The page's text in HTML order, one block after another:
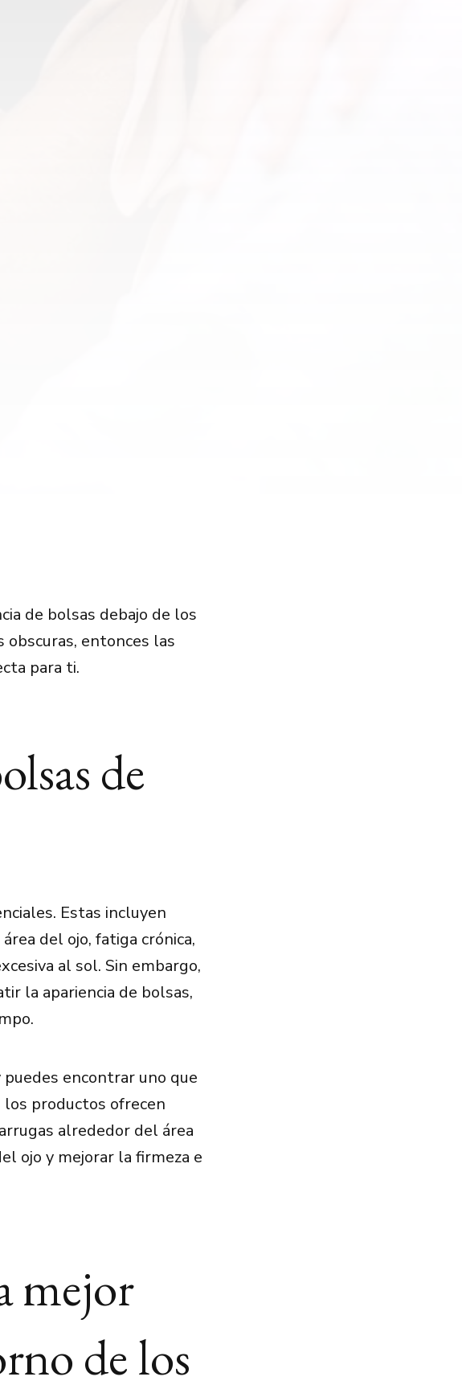
de bolsas debajo de los
obscuras, entonces las
para ti.
de
Estas incluyen
del ojo, fatiga crónica,
al sol. Sin embargo,
la apariencia de bolsas,
puedes encontrar uno que
los productos ofrecen
alrededor del área
ojo y mejorar la firmeza e
mejor
de los